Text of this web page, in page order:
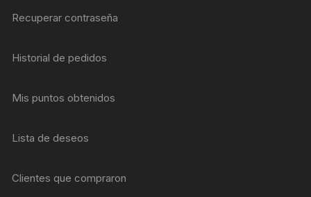
Recuperar contraseña
Historial de pedidos
Mis puntos obtenidos
Lista de deseos
Clientes que compraron